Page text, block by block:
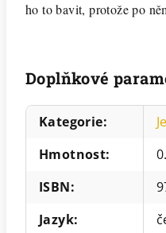
ho to bavit, protože po
Doplňkové
Kategorie:
Hmotnost:
ISBN:
Jazyk: